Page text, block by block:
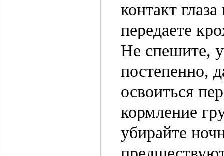
контакт
передаете
Не спешите,
постепенно,
освоиться
кормление
убирайте